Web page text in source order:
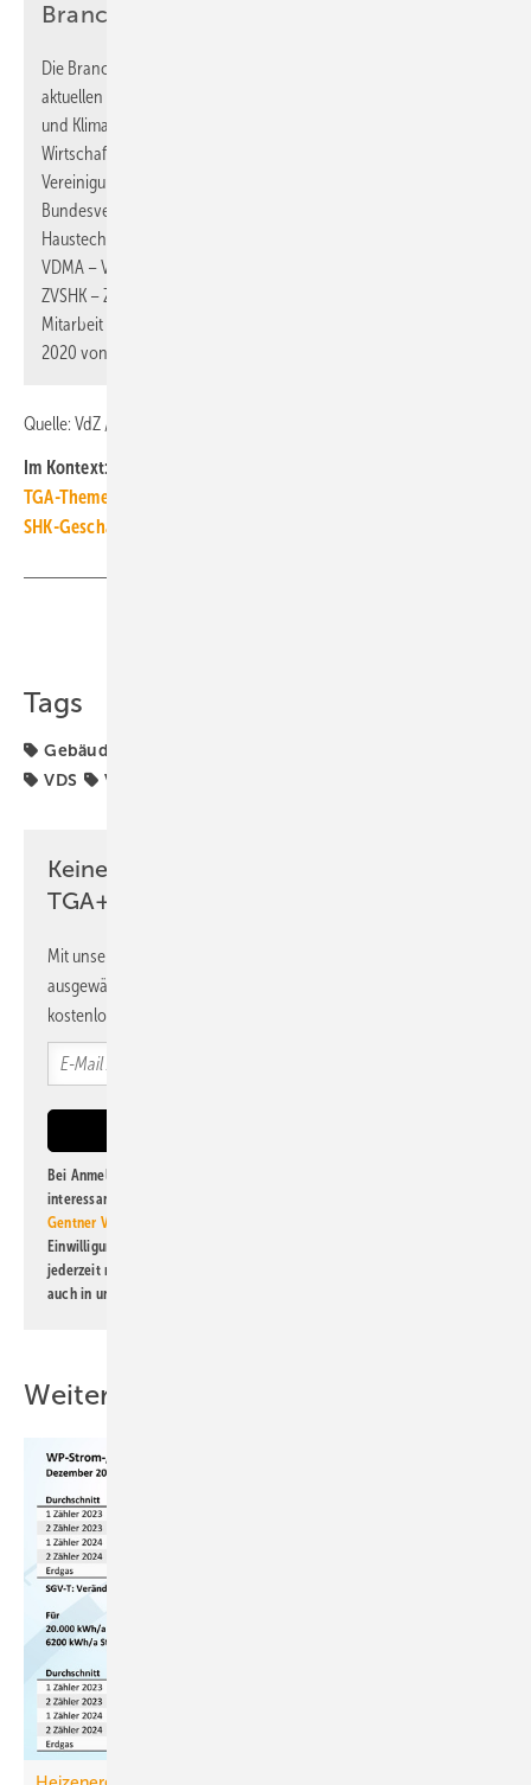
Branchendatenberichte
Die Branchendaten Haus- und Gebäudetechnik bilden die
aktuellen Entwicklungen der Bereiche Sanitär, Heizung, Lüftung
und Klima ab. Die Erhebung erfolgt im Auftrag der VdZ –
Wirtschaftsvereinigung Gebäude und Energie e.V., VDS –
Vereinigung Deutsche Sanitärwirtschaft e.V., BDH –
Bundesverband der Deutschen Heizungsindustrie e.V., DG
Haustechnik – Deutscher Großhandelsverband Haustechnik e.V.,
VDMA – Verband Deutscher Maschinen- und Anlagenbau,
ZVSHK – Zentralverband Sanitär Heizung Klima sowie unter
Mitarbeit der ISH. Die Branchendaten werden seit dem Jahr
2020 von der B+L Marktdaten GmbH erhoben. ■
Quelle: VdZ / ml
Im Kontext:
TGA-Themenseite TGA-Marktdaten
SHK-Geschäftsklima in 2022-Q4 stabil im positiven Bereich
Tags
Gebäudetechnik
VDS
VdZ
Keine Zeit? Kein Problem mit dem
TGA+E Newsletter!
Mit unserem Newsletter erhalten Sie regelmäßig von uns
ausgewählte Informationen und Neuigkeiten, gebündelt und
kostenlos direkt ins Postfach.
Bei Anmeldung zu diesem Newsletter bin ich damit einverstanden, über
interessante Verlags- und Online-Angebote
Gentner Verlag GmbH & Co. KG
Einwilligung kann ich jederzeit widerrufen und eine Abmeldung ist
jederzeit möglich. Informationen zum Umgang mit Daten finden Sie
auch in unserer
Weitere Inhalte